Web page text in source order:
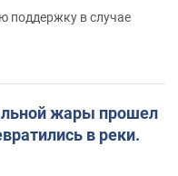
поддержку в случае
жары прошел
в реки.